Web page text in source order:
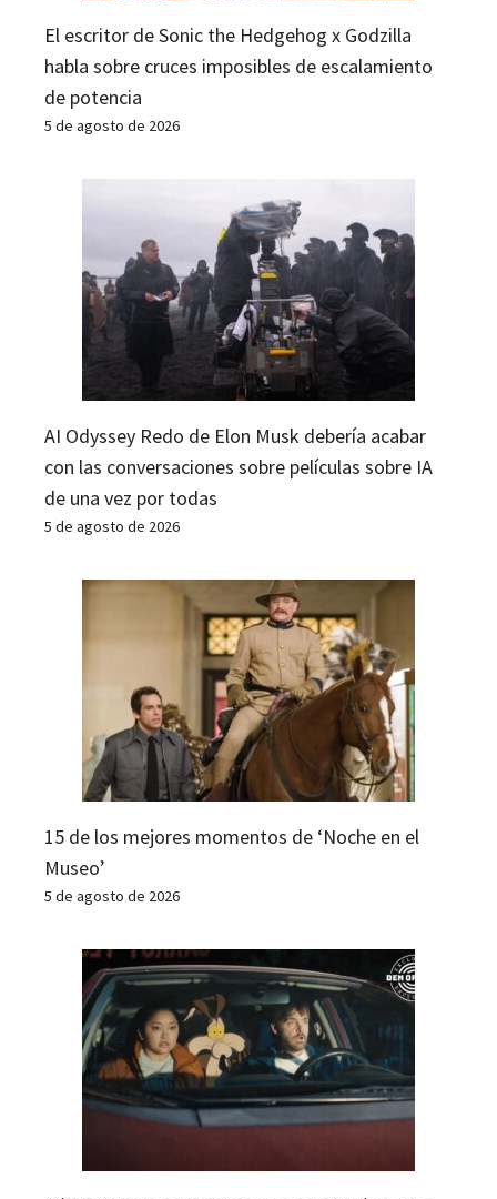
El escritor de Sonic the Hedgehog x Godzilla
habla sobre cruces imposibles de escalamiento
de potencia
5 de agosto de 2026
AI Odyssey Redo de Elon Musk debería acabar
con las conversaciones sobre películas sobre IA
de una vez por todas
5 de agosto de 2026
15 de los mejores momentos de ‘Noche en el
Museo’
5 de agosto de 2026